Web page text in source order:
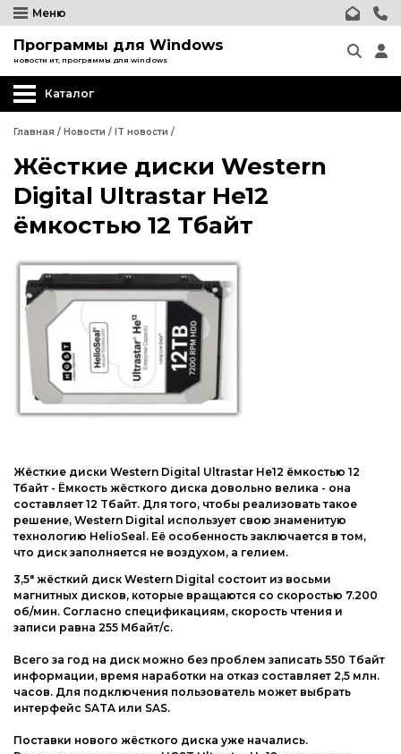
Меню
Программы для Windows
новости ит, программы для windows
Каталог
Главная / Новости / IT новости /
Жёсткие диски Western
Digital Ultrastar He12
ёмкостью 12 Тбайт
Жёсткие диски Western Digital Ultrastar He12 ёмкостью 12
Тбайт - Ёмкость жёсткого диска довольно велика - она
составляет 12 Tбайт. Для того, чтобы реализовать такое
решение, Western Digital использует свою знаменитую
технологию HelioSeal. Её особенность заключается в том,
что диск заполняется не воздухом, а гелием.
3,5" жёсткий диск Western Digital состоит из восьми
магнитных дисков, которые вращаются со скоростью 7.200
об/мин. Согласно спецификациям, скорость чтения и
записи равна 255 Mбайт/с.
Всего за год на диск можно без проблем записать 550 Tбайт
информации, время наработки на отказ составляет 2,5 млн.
часов. Для подключения пользователь может выбрать
интерфейс SATA или SAS.
Поставки нового жёсткого диска уже начались.